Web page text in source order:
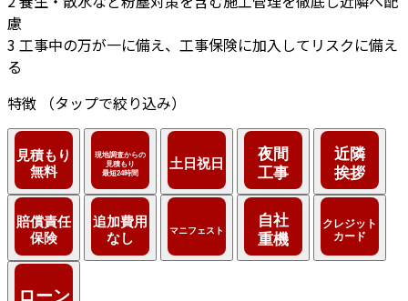
慮
3 工事中の万が一に備え、工事保険に加入してリスクに備え
る
特徴
（タップで絞り込み）